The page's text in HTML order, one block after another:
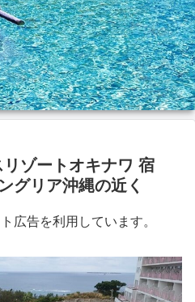
ゾートオキナワ 宿
グリア沖縄の近く
広告を利用しています。